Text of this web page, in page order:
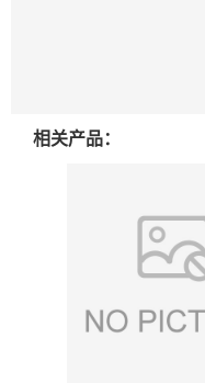
相关产品：